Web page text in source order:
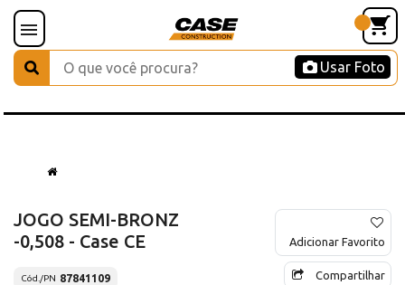
Usar Foto
JOGO SEMI-BRONZ
-0,508 - Case CE
Cód./PN 87841109
Adicionar Favorito
Compartilhar